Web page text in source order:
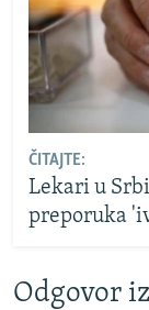
ČITAJTE:
Lekari u
preporuka
Odgovor